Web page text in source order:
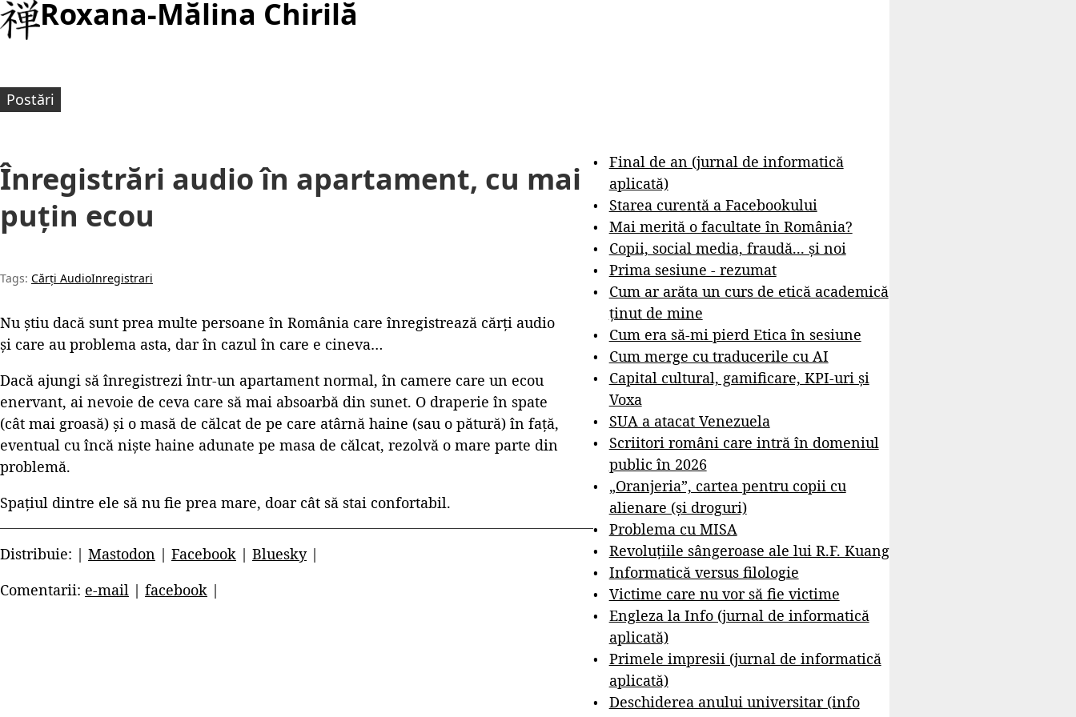
Roxana-Mălina Chirilă
Postări
Înregistrări audio în apartament, cu mai
puțin ecou
Tags: Cărți AudioInregistrari
Nu știu dacă sunt prea multe persoane în România care înregistrează cărți audio
și care au problema asta, dar în cazul în care e cineva…
Dacă ajungi să înregistrezi într-un apartament normal, în camere care un ecou
enervant, ai nevoie de ceva care să mai absoarbă din sunet. O draperie în spate
(cât mai groasă) și o masă de călcat de pe care atârnă haine (sau o pătură) în față,
eventual cu încă niște haine adunate pe masa de călcat, rezolvă o mare parte din
problemă.
Spațiul dintre ele să nu fie prea mare, doar cât să stai confortabil.
Distribuie: | Mastodon | Facebook | Bluesky|
Comentarii: e-mail | facebook |
Final de an (jurnal de informatică
aplicată)
Starea curentă a Facebookului
Mai merită o facultate în România?
Copii, social media, fraudă... și noi
Prima sesiune - rezumat
Cum ar arăta un curs de etică academică
ținut de mine
Cum era să-mi pierd Etica în sesiune
Cum merge cu traducerile cu AI
Capital cultural, gamificare, KPI-uri și
Voxa
SUA a atacat Venezuela
Scriitori români care intră în domeniul
public în 2026
„Oranjeria”, cartea pentru copii cu
alienare (și droguri)
Problema cu MISA
Revoluțiile sângeroase ale lui R.F. Kuang
Informatică versus filologie
Victime care nu vor să fie victime
Engleza la Info (jurnal de informatică
aplicată)
Primele impresii (jurnal de informatică
aplicată)
Deschiderea anului universitar (info